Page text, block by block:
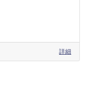
詳細